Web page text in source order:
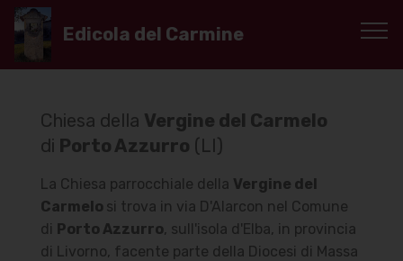
Edicola del Carmine
Chiesa della Vergine del Carmelo
di Porto Azzurro (LI)
La Chiesa parrocchiale della Vergine del
Carmelo si trova in via D'Alarcon nel Comune
di Porto Azzurro, sull'isola d'Elba, in provincia
di Livorno, facente parte della Diocesi di Massa